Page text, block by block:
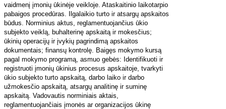
vaidmenį įmonių ūkinėje veikloje. Ataskaitinio laikotarpio
pabaigos procedūras. Ilgalaikio turto ir atsargų apskaitos
būdus. Norminius aktus, reglamentuojančius ūkio
subjekto veiklą, buhalterinę apskaitą ir mokesčius;
ūkinių operacijų ir įvykių pagrindimą apskaitos
dokumentais; finansų kontrolę. Baigęs mokymo kursą
pagal mokymo programą, asmuo gebės: Identifikuoti ir
registruoti įmonių ūkinius procesus apskaitoje, tvarkyti
ūkio subjekto turto apskaitą, darbo laiko ir darbo
užmokesčio apskaitą, atsargų analitinę ir suminę
apskaitą. Vadovautis norminiais aktais,
reglamentuojančiais įmonės ar organizacijos ūkinę